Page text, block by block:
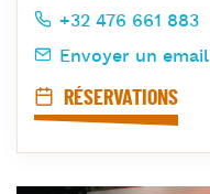
+32 476 661 883
Envoyer un email
RÉSERVATIONS